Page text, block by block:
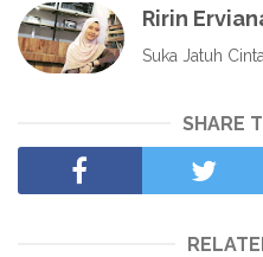
Ririn
Suka Jatuh
SHARE